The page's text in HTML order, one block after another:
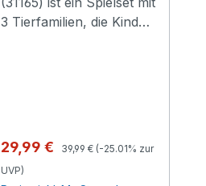
3 Tierfamilien, die Kinder
Panda, der Maul, Kopf,
Hals und Tatzen
bewegen kann, und
Verkaufspreis:
29,99 € Regulärer Preis:
39,99 € (-25.01% zur
UVP)